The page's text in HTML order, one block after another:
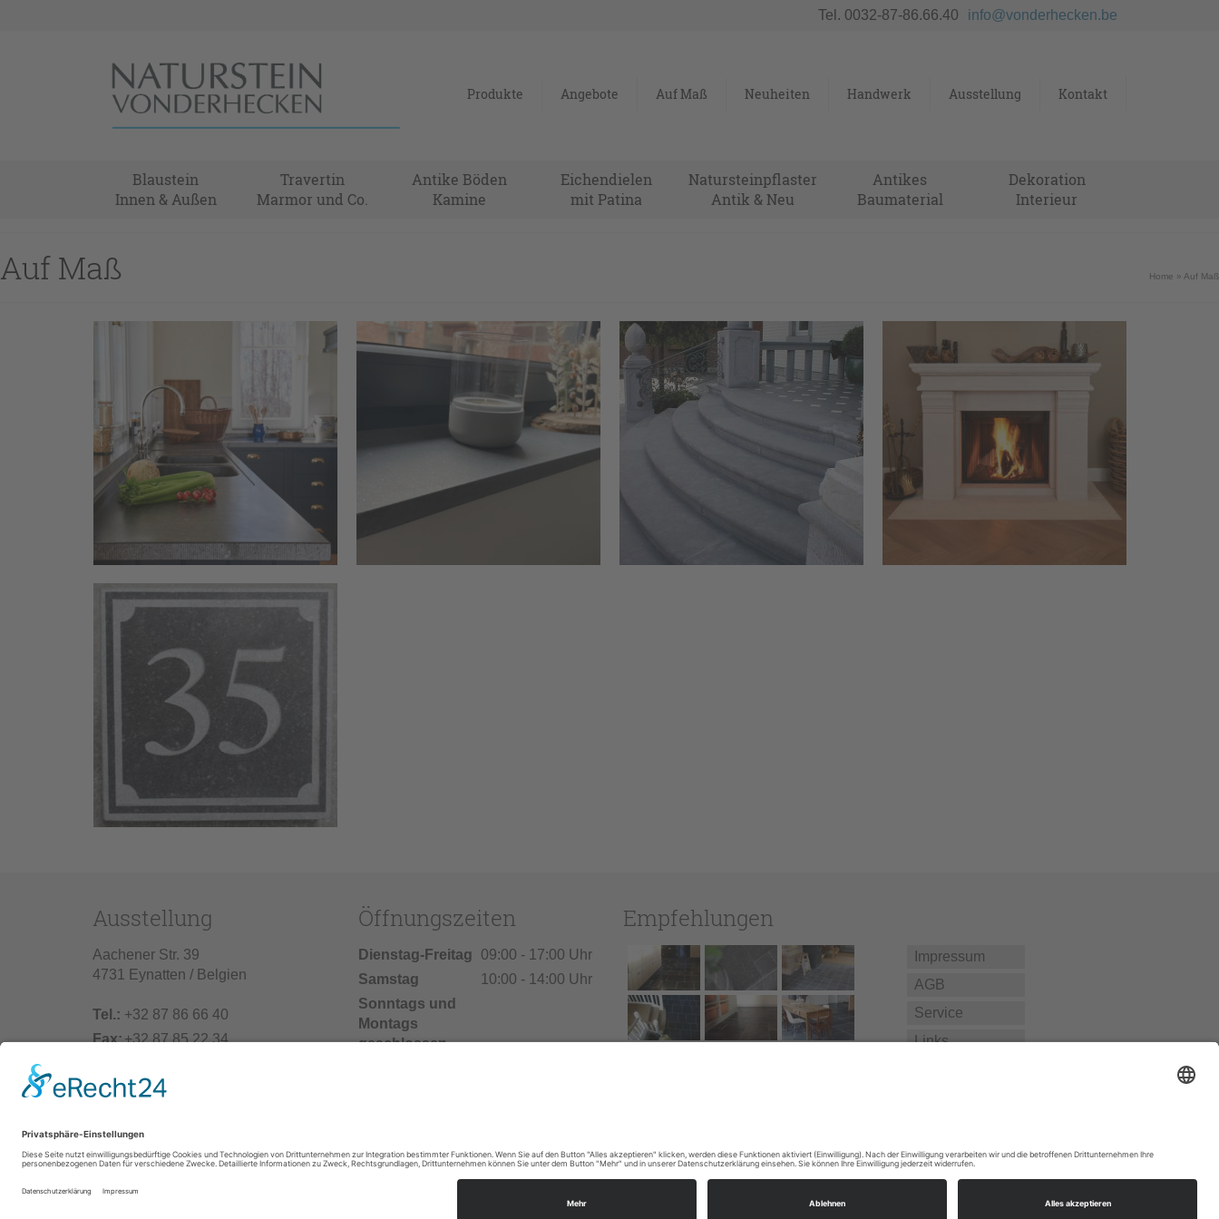
Tel. 0032-87-86.66.40 info@vonderhecken.be
Produkte Angebote Auf Maß Neuheiten Handwerk Ausstellung Kontakt
Blaustein
Innen & Außen
Travertin
Marmor und Co.
Antike Böden
Kamine
Eichendielen
mit Patina
Natursteinpflaster
Antik & Neu
Antikes
Baumaterial
Dekoration
Interieur
Auf Maß Home » Auf Maß
Ausstellung
Aachener Str. 39
4731 Eynatten / Belgien
Tel.: +32 87 86 66 40
Fax:+32 87 85 22 34
Öffnungszeiten
Dienstag-Freitag
09:00 - 17:00 Uhr
Samstag
10:00 - 14:00 Uhr
Sonntags und
Montags
geschlossen
unser Geschäft
geschlossen
Empfehlungen
Impressum
AGB
Service
Links